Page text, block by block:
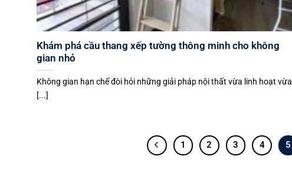
Khám phá cầu thang xếp tường thông minh cho không
gian nhỏ
Không gian hạn chế đòi hỏi những giải pháp nội thất vừa linh hoạt vừa
[...]
1 2 3 4 5